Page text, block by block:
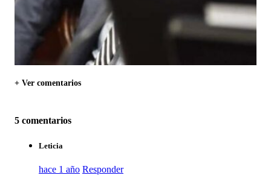
+ Ver comentarios
5 comentarios
Leticia
hace 1 año Responder